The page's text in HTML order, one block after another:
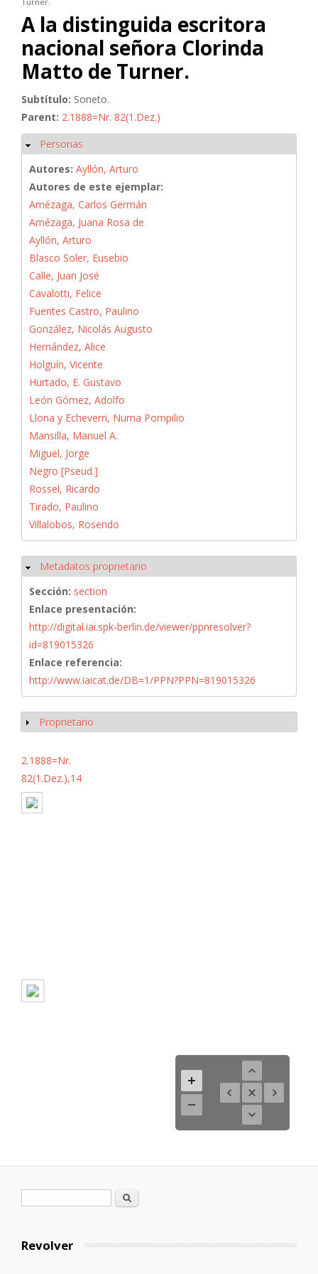
A la distinguida escritora
nacional señora Clorinda
Matto de Turner.
Subtítulo: Soneto.
Parent: 2.1888=Nr. 82(1.Dez.)
Ocultar
Personas
Autores: Ayllón, Arturo
Autores de este ejemplar:
Amézaga, Carlos Germán
Amézaga, Juana Rosa de
Ayllón, Arturo
Blasco Soler, Eusebio
Calle, Juan José
Cavalotti, Felice
Fuentes Castro, Paulino
González, Nicolás Augusto
Hernández, Alice
Holguín, Vicente
Hurtado, E. Gustavo
León Gómez, Adolfo
Llona y Echeverri, Numa Pompilio
Mansilla, Manuel A.
Miguel, Jorge
Negro [Pseud.]
Rossel, Ricardo
Tirado, Paulino
Villalobos, Rosendo
Ocultar
Metadatos proprietario
Sección: section
Enlace presentación:
http://digital.iai.spk-berlin.de/viewer/ppnresolver?
id=819015326
Enlace referencia:
http://www.iaicat.de/DB=1/PPN?PPN=819015326
Mostrar
Proprietario
2.1888=Nr.
82(1.Dez.),14
Formulario de búsqueda
Buscar
Revolver